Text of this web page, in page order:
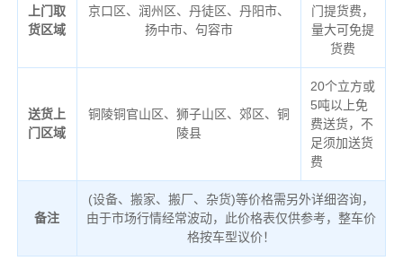
上门取
货区域
京口区、润州区、丹徒区、丹阳市、
扬中市、句容市
门提货费，
量大可免提
货费
送货上
门区域
铜陵铜官山区、狮子山区、郊区、铜
陵县
20个立方或
5吨以上免
费送货，不
足须加送货
费
备注
(设备、搬家、搬厂、杂货)等价格需另外详细咨询，
由于市场行情经常波动，此价格表仅供参考，整车价
格按车型议价！